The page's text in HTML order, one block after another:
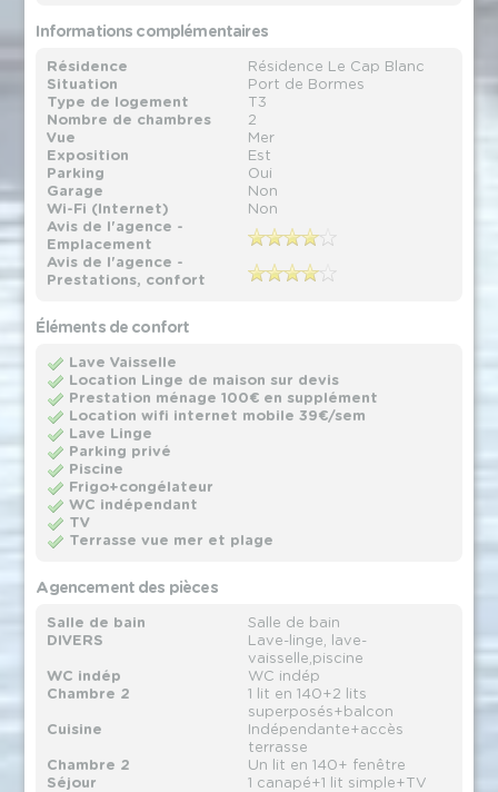
Informations complémentaires
Résidence
Résidence Le Cap Blanc
Situation
Port de Bormes
Type de logement
T3
Nombre de chambres
2
Vue
Mer
Exposition
Est
Parking
Oui
Garage
Non
Wi-Fi (Internet)
Non
Avis de l'agence -
Emplacement
Avis de l'agence -
Prestations, confort
Éléments de confort
Lave Vaisselle
Location Linge de maison sur devis
Prestation ménage 100€ en supplément
Location wifi internet mobile 39€/sem
Lave Linge
Parking privé
Piscine
Frigo+congélateur
WC indépendant
TV
Terrasse vue mer et plage
Agencement des pièces
Salle de bain
Salle de bain
DIVERS
Lave-linge, lave-
vaisselle,piscine
WC indép
WC indép
Chambre 2
1 lit en 140+2 lits
superposés+balcon
Cuisine
Indépendante+accès
terrasse
Chambre 2
Un lit en 140+ fenêtre
Séjour
1 canapé+1 lit simple+TV